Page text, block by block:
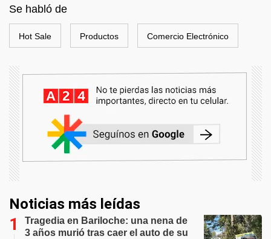
Se habló de
Hot Sale Productos Comercio Electrónico
Noticias más leídas
Tragedia en Bariloche: una nena de
3 años murió tras caer el auto de su